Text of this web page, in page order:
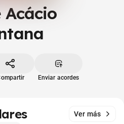
Acácio
Enviar acordes
Ver más